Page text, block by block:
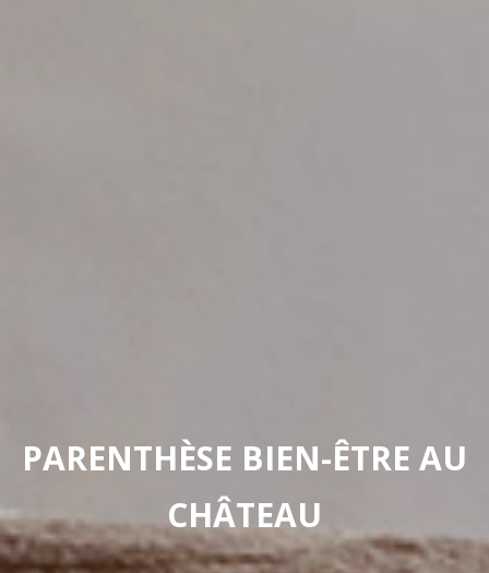
PARENTHÈSE BIEN-ÊTRE AU
CHÂTEAU